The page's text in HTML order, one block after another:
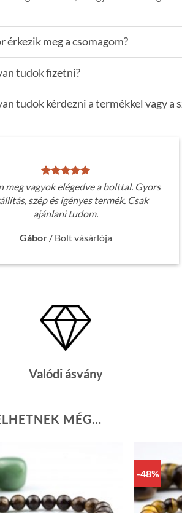
érkezik meg a csomagom?
tudok fizetni?
tudok kérdezni a termékkel vagy a
meg vagyok elégedve a bolttal. Gyors
szép és igényes termék. Csak
ajánlani tudom.
Gábor / Bolt vásárlója
Valódi ásvány
MÉG…
-48%